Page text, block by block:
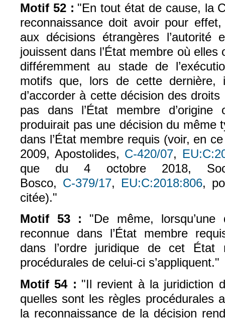
Motif 52 : "En tout état de cause, la
reconnaissance doit avoir pour
aux décisions étrangères l’autorité
jouissent dans l’État membre où
différemment au stade de
motifs que, lors de cette dernière,
d’accorder à cette décision des
pas dans l’État membre
produirait pas une décision du même
dans l’État membre requis (voir, en
2009, Apostolides, C‑420/07 (le lien est
,
que du 4 octobre 2018,
Bosco, C‑379/17(le lien est externe)
, EU:C:2018:806 (le
,
citée)."
Motif 53 :
"De même,
reconnue dans l’État membre
dans l’ordre juridique de cet État
procédurales de celui-ci s’appliquent."
Motif 54 : "Il revient à la juridiction
quelles sont les règles procédurales
la reconnaissance de la décision